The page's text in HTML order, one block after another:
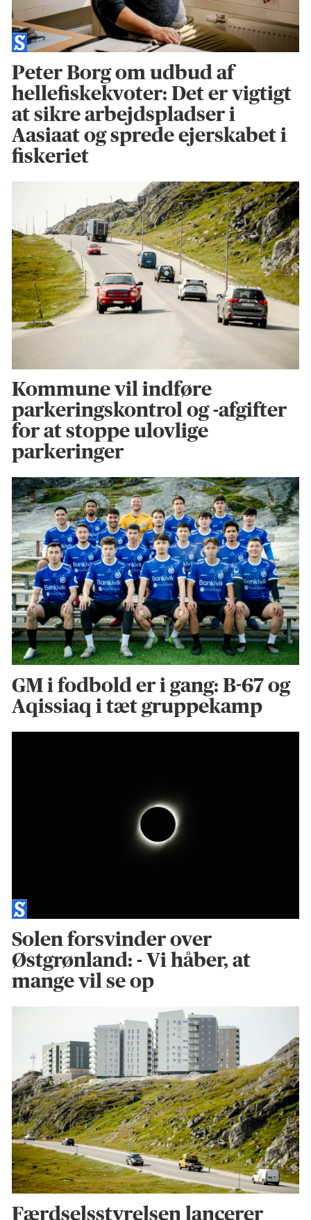
Peter Borg om udbud af
hellefiskekvoter: Det er vigtigt
at sikre arbejdspladser i
Aasiaat og sprede ejerskabet i
fiskeriet
Kommune vil indføre
parkeringskontrol og -afgifter
for at stoppe ulovlige
parkeringer
GM i fodbold er i gang: B-67 og
Aqissiaq i tæt gruppekamp
Solen forsvinder over
Østgrønland: - Vi håber, at
mange vil se op
Færdselsstyrelsen lancerer